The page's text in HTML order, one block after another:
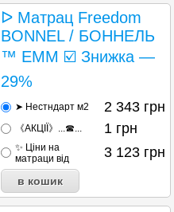
ᐅ Матрац Freedom
BONNEL / БОННЕЛЬ
™ ЕММ ☑️ Знижка —
29%
➤ Нестндарт м2 2 343 грн
《АКЦІЇ》...☎... 1 грн
✨ Ціни на
матраци від
3 123 грн